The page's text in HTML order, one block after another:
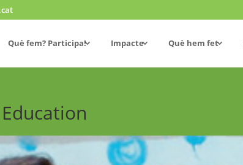
Què fem? Participa! Impacte Què hem fet